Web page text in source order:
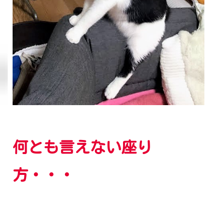
何とも言えない座り
方・・・